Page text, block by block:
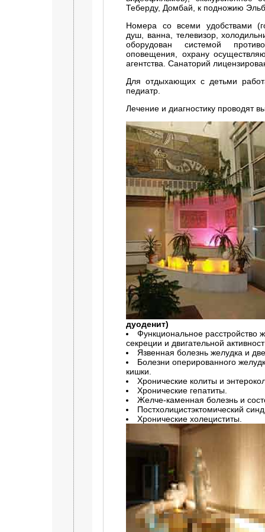
Теберду, Домбай, к подножию
Номера со всеми удобствами
душ, ванна, телевизор,
оборудован системой
оповещения, охрану
агентства. Санаторий
Для отдыхающих с детьми
педиатр.
Лечение и диагностику проводят
дуоденит)
Функциональное расстройство
секреции и двигательной
Язвенная болезнь желудка и
Болезни оперированного
кишки.
Хронические колиты и
Хронические гепатиты.
Желче-каменная болезнь и
Постхолицистэктомический
Хронические холециститы.